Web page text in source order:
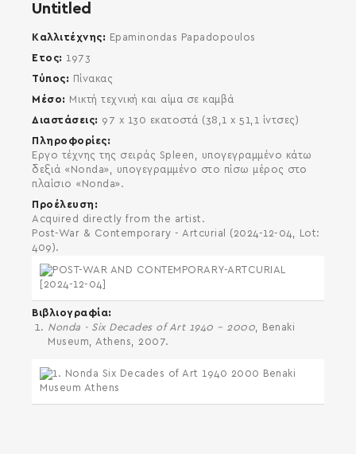
Untitled
Καλλιτέχνης
Epaminondas Papadopoulos
Έτος
1973
Τύπος
Πίνακας
Μέσο
Μικτή τεχνική και αίμα σε καμβά
Διαστάσεις
97 x 130 εκατοστά (38,1 x 51,1 ίντσες)
Πληροφορίες
Έργο τέχνης της σειράς Spleen, υπογεγραμμένο κάτω
δεξιά «Nonda», υπογεγραμμένο στο πίσω μέρος στο
πλαίσιο «Nonda».
Προέλευση
Acquired directly from the artist.
Post-War & Contemporary - Artcurial (2024-12-04, Lot:
409).
Βιβλιογραφία
Nonda - Six Decades of Art 1940 – 2000, Benaki
Museum, Athens, 2007.